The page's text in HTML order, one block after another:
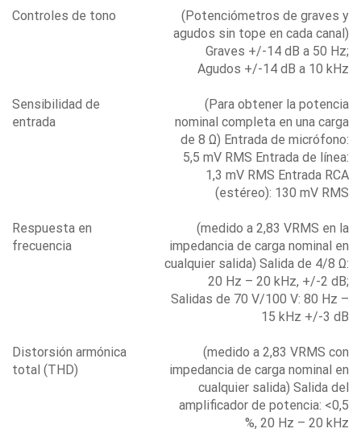
Controles de tono
(Potenciómetros de graves y
agudos sin tope en cada canal)
Graves +/-14 dB a 50 Hz;
Agudos +/-14 dB a 10 kHz
Sensibilidad de
entrada
(Para obtener la potencia
nominal completa en una carga
de 8 Ω) Entrada de micrófono:
5,5 mV RMS Entrada de línea:
1,3 mV RMS Entrada RCA
(estéreo): 130 mV RMS
Respuesta en
frecuencia
(medido a 2,83 VRMS en la
impedancia de carga nominal en
cualquier salida) Salida de 4/8 Ω:
20 Hz – 20 kHz, +/-2 dB;
Salidas de 70 V/100 V: 80 Hz –
15 kHz +/-3 dB
Distorsión armónica
total (THD)
(medido a 2,83 VRMS con
impedancia de carga nominal en
cualquier salida) Salida del
amplificador de potencia: <0,5
%, 20 Hz – 20 kHz